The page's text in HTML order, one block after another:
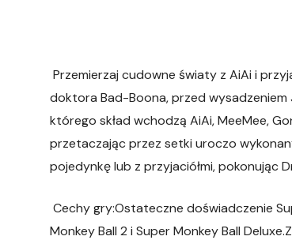
Przemierzaj cudowne światy z AiAi i
doktora Bad-Boona, przed wysadzeniem
którego skład wchodzą AiAi, MeeMee,
przetaczając przez setki uroczo
pojedynkę lub z przyjaciółmi, pokonując
Cechy gry:Ostateczne doświadczenie
Monkey Ball 2 i Super Monkey Ball